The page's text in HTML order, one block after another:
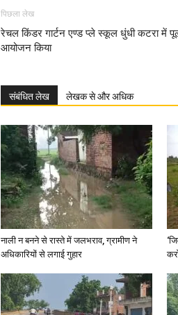
पिछला लेख
रेचल किंडर गार्टन एण्ड प्ले स्कूल धुंधी कटरा में पूल
आयोजन किया
संबंधित लेख लेखक से और अधिक
नाली न बनने से रास्ते में जलभराव, ग्रामीण ने
अधिकारियों से लगाई गुहार